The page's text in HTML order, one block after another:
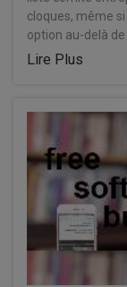
cloques, même
option au-delà
Lire Plus